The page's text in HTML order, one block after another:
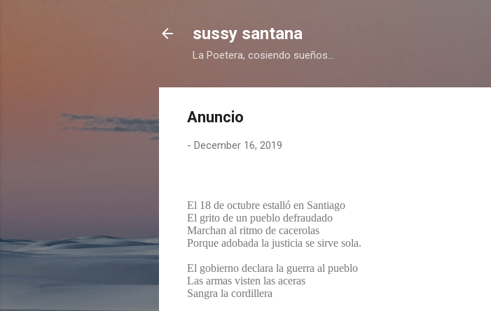
sussy santana
La Poetera, cosiendo sueños...
Anuncio
- December 16, 2019
El 18 de octubre estalló en Santiago
El grito de un pueblo defraudado
Marchan al ritmo de cacerolas
Porque adobada la justicia se sirve sola.
El gobierno declara la guerra al pueblo
Las armas visten las aceras
Sangra la cordillera